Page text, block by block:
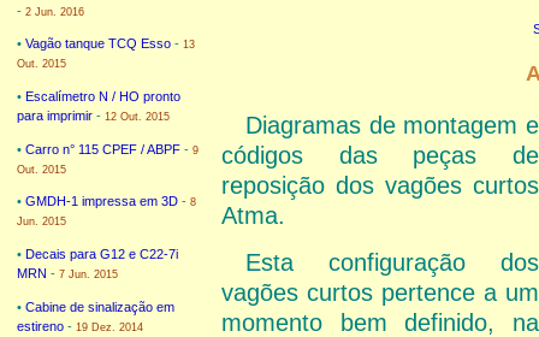
- 2 Jun. 2016
• Vagão tanque TCQ Esso - 13
Out. 2015
• Escalímetro N / HO pronto
para imprimir - 12 Out. 2015
• Carro n° 115 CPEF / ABPF - 9
Out. 2015
• GMDH-1 impressa em 3D - 8
Jun. 2015
• Decais para G12 e C22-7i
MRN - 7 Jun. 2015
• Cabine de sinalização em
estireno - 19 Dez. 2014
Diagramas de montagem e
códigos das peças de
reposição dos vagões curtos
Atma.
Esta configuração dos
vagões curtos pertence a um
momento bem definido, na